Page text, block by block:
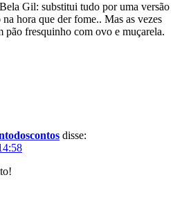
Gil: substitui tudo por uma versão
hora que der fome.. Mas as vezes
pão fresquinho com ovo e muçarela.
disse: